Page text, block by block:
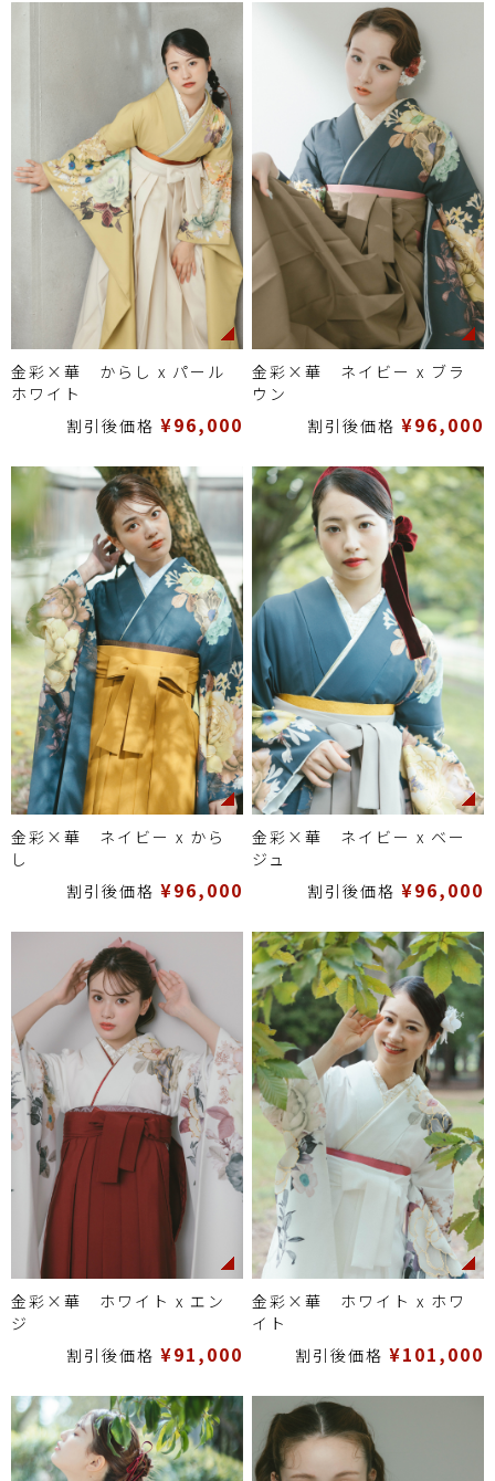
金彩×華 からし x パール
ホワイト
割引後価格 ¥96,000
金彩×華 ネイビー x ブラ
ウン
割引後価格 ¥96,000
金彩×華 ネイビー x から
し
割引後価格 ¥96,000
金彩×華 ネイビー x ベー
ジュ
割引後価格 ¥96,000
金彩×華 ホワイト x エン
ジ
割引後価格 ¥91,000
金彩×華 ホワイト x ホワ
イト
割引後価格 ¥101,000